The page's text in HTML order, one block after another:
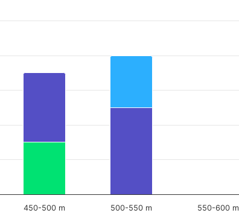
0 to 10.
450-500 m 500-550 m 550-600 m